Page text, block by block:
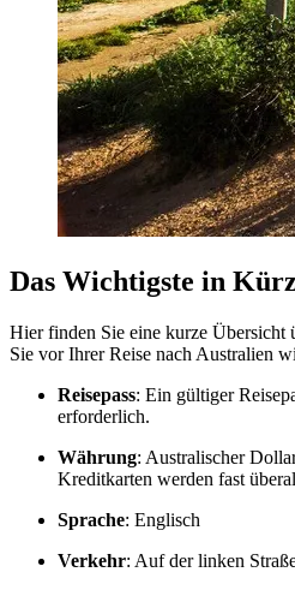
Das Wichtigste in
Hier finden Sie eine kurze Übersicht
Sie vor Ihrer Reise nach Australien
Reisepass: Ein gültiger
erforderlich.
Währung: Australischer
Kreditkarten werden fast
Sprache: Englisch
Verkehr: Auf der linken